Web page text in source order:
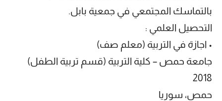
بالتماسك المجتمعي في جمعية بابل.
التحصيل العلمي :
• اجازة في التربية (معلم صف)
جامعة حمص – كلية التربية (قسم تربية الطفل)
2018
حمص، سوريا